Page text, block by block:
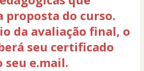
proposta do curso.
da avaliação final, o
seu certificado
e.mail.